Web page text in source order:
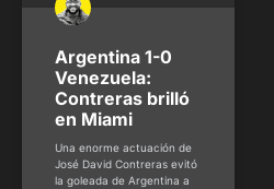
Argentina 1-0
Venezuela:
Contreras brilló
en Miami
Una enorme actuación de
José David Contreras evitó
la goleada de Argentina a